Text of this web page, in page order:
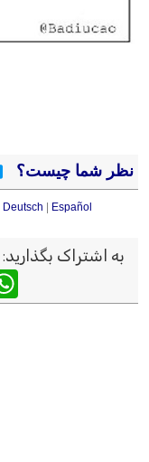
نظر شما چیست؟
Deutsch Español
به اشتراک بگذارید: